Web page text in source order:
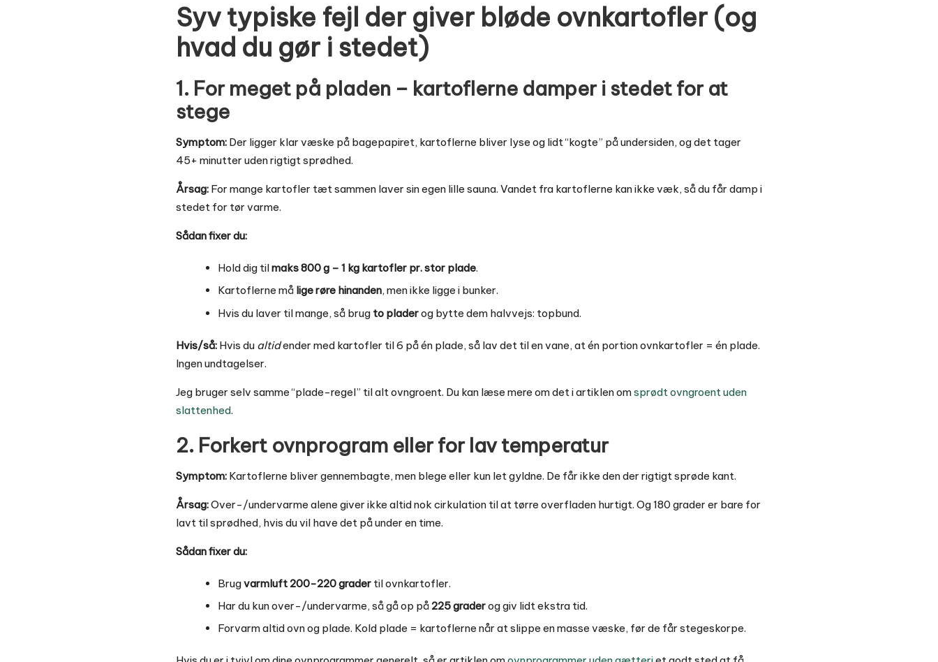
Syv typiske fejl der giver bløde ovnkartofler (og
hvad du gør i stedet)
1. For meget på pladen – kartoflerne damper i stedet for at
stege
Symptom: Der ligger klar væske på bagepapiret, kartoflerne bliver lyse og lidt “kogte” på undersiden, og det tager
45+ minutter uden rigtigt sprødhed.
Årsag: For mange kartofler tæt sammen laver sin egen lille sauna. Vandet fra kartoflerne kan ikke væk, så du får damp i
stedet for tør varme.
Sådan fixer du:
Hold dig tilmaks 800 g – 1 kg kartofler pr. stor plade.
Kartoflerne må lige røre hinanden, men ikke ligge i bunker.
Hvis du laver til mange, så brug to pladerog bytte dem halvvejs: topbund.
Hvis/så: Hvis du altidender med kartofler til 6 på én plade, så lav det til en vane, at én portion ovnkartofler = én plade.
Ingen undtagelser.
Jeg bruger selv samme “plade-regel” til alt ovngroent. Du kan læse mere om det i artiklen omsprødt ovngroent uden
slattenhed.
2. Forkert ovnprogram eller for lav temperatur
Symptom: Kartoflerne bliver gennembagte, men blege eller kun let gyldne. De får ikke den der rigtigt sprøde kant.
Årsag:Over-/undervarme alene giver ikke altid nok cirkulation til at tørre overfladen hurtigt. Og 180 grader er bare for
lavt til sprødhed, hvis du vil have det på under en time.
Sådan fixer du:
Brugvarmluft 200-220 grader til ovnkartofler.
Har du kun over-/undervarme, så gå op på 225 graderog giv lidt ekstra tid.
Forvarm altid ovn og plade. Kold plade = kartoflerne når at slippe en masse væske, før de får stegeskorpe.